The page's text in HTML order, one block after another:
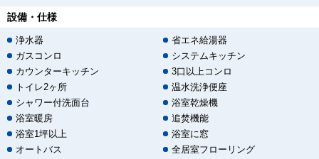
設備・仕様
浄水器
省エネ給湯器
ガスコンロ
システムキッチン
カウンターキッチン
3口以上コンロ
トイレ2ヶ所
温水洗浄便座
シャワー付洗面台
浴室乾燥機
浴室暖房
追焚機能
浴室1坪以上
浴室に窓
オートバス
全居室フローリング